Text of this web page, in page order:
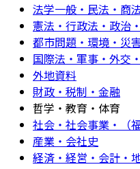
法学一般・民法・商
憲法・行政法・政治
都市問題・環境・災
国際法・軍事・外交
外地資料
財政・税制・金融
哲学・教育・体育
社会・社会事業・（
産業・会社史
経済・経営・会計・